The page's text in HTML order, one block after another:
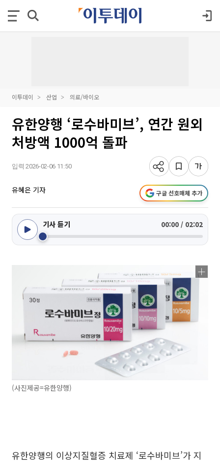
이투데이 산업 의료/바이오
유한양행 ‘로수바미브’, 연간 원외
처방액 1000억 돌파
입력 2026-02-06 11:50
유혜은 기자 구글 선호매체 추가
기사 듣기 00:00 / 02:02
(사진제공=유한양행)
유한양행의 이상지질혈증 치료제 ‘로수바미브’가 지